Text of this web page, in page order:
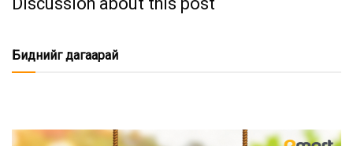
Биднийг дагаарай